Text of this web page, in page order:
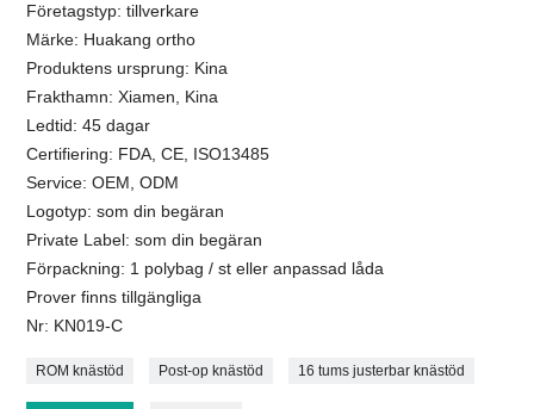
Företagstyp: tillverkare
Märke: Huakang ortho
Produktens ursprung: Kina
Frakthamn: Xiamen, Kina
Ledtid: 45 dagar
Certifiering: FDA, CE, ISO13485
Service: OEM, ODM
Logotyp: som din begäran
Private Label: som din begäran
Förpackning: 1 polybag / st eller anpassad låda
Prover finns tillgängliga
Nr: KN019-C
ROM knästöd Post-op knästöd 16 tums justerbar knästöd